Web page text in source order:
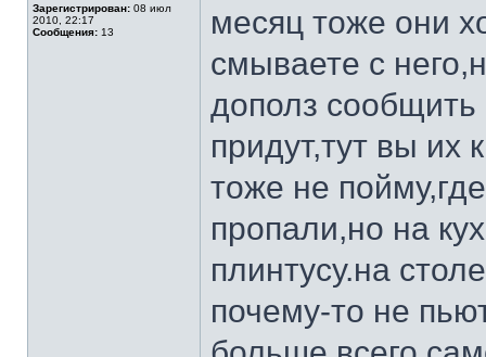
Зарегистрирован: 08 июл
2010, 22:17
Сообщения: 13
месяц тоже они
смываете с
дополз
придут,тут вы их
тоже не
пропали,но на
плинтусу.на
почему-то не